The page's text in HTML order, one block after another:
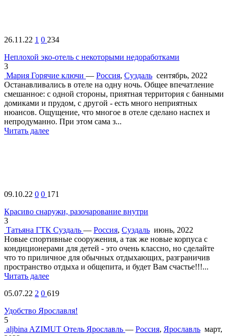
26.11.22 1 0 234
Неплохой эко-отель с некоторыми недоработками
3
Мария Горячие ключи — Россия, Суздаль сентябрь, 2022
Останавливались в отеле на одну ночь. Общее впечатление
смешанное: с одной стороны, приятная территория с банными
домиками и прудом, с другой - есть много неприятных
нюансов. Ощущение, что многое в отеле сделано наспех и
непродуманно. При этом сама з...
Читать далее
09.10.22 0 0 171
Красиво снаружи, разочарование внутри
3
Татьяна ГТК Суздаль — Россия, Суздаль июнь, 2022
Новые спортивные сооружения, а так же новые корпуса с
кондиционерами для детей - это очень классно, но сделайте
что то приличное для обычных отдыхающих, разграничив
пространство отдыха и общепита, и будет Вам счастье!!!...
Читать далее
05.07.22 2 0 619
Удобство Ярославля!
5
aljbinaAZIMUT Отель Ярославль — Россия, Ярославль март,